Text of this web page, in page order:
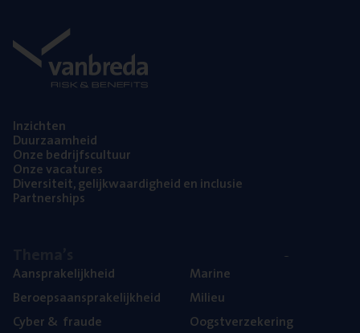
Inzich­ten
Duur­zaam­heid
Onze bedrijfs­cul­tuur
Onze vaca­tu­res
Diver­si­teit, gelijk­waar­dig­heid en inclusie
Part­ner­ships
Aan­spra­ke­lijk­heid
Beroeps­aan­spra­ke­lijk­heid
Cyber& fraude
Mari­ne
Mili­eu
Oogst­ver­ze­ke­ring